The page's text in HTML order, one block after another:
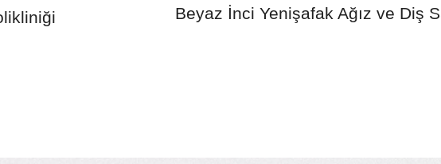
Beyaz İnci Yenişafak Ağız ve Diş